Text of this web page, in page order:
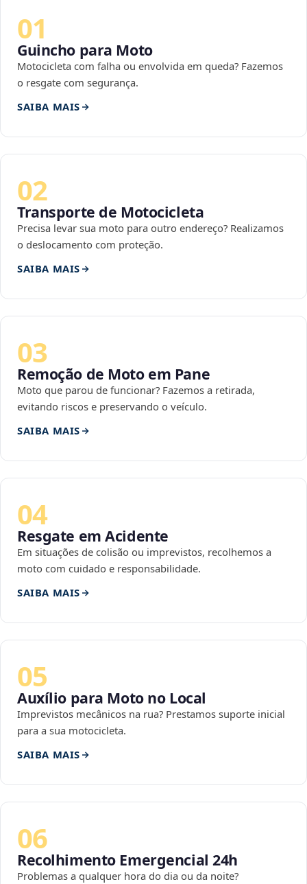
01
Guincho para Moto
Motocicleta com falha ou envolvida em queda? Fazemos
o resgate com segurança.
SAIBA MAIS
02
Transporte de Motocicleta
Precisa levar sua moto para outro endereço? Realizamos
o deslocamento com proteção.
SAIBA MAIS
03
Remoção de Moto em Pane
Moto que parou de funcionar? Fazemos a retirada,
evitando riscos e preservando o veículo.
SAIBA MAIS
04
Resgate em Acidente
Em situações de colisão ou imprevistos, recolhemos a
moto com cuidado e responsabilidade.
SAIBA MAIS
05
Auxílio para Moto no Local
Imprevistos mecânicos na rua? Prestamos suporte inicial
para a sua motocicleta.
SAIBA MAIS
06
Recolhimento Emergencial 24h
Problemas a qualquer hora do dia ou da noite?